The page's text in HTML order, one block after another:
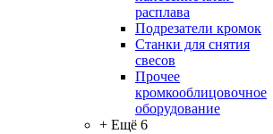
расплава
Подрезатели кромок
Станки для снятия
свесов
Прочее
кромкооблицовочное
оборудование
+ Ещё 6